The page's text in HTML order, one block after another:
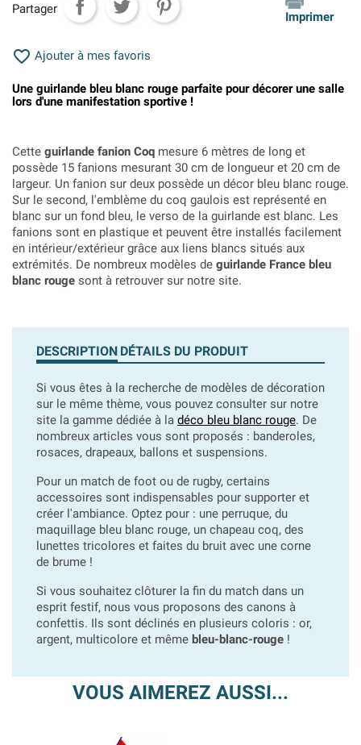
Partager
Imprimer
 Ajouter à mes favoris
Une guirlande bleu blanc rouge parfaite pour décorer une salle
lors d'une manifestation sportive !
Cette guirlande fanion Coq mesure 6 mètres de long et
possède 15 fanions mesurant 30 cm de longueur et 20 cm de
largeur. Un fanion sur deux possède un décor bleu blanc rouge.
Sur le second, l'emblème du coq gaulois est représenté en
blanc sur un fond bleu, le verso de la guirlande est blanc. Les
fanions sont en plastique et peuvent être installés facilement
en intérieur/extérieur grâce aux liens blancs situés aux
extrémités. De nombreux modèles de guirlande France bleu
blanc rouge sont à retrouver sur notre site.
DESCRIPTION DÉTAILS DU PRODUIT
Si vous êtes à la recherche de modèles de décoration
sur le même thème, vous pouvez consulter sur notre
site la gamme dédiée à la déco bleu blanc rouge. De
nombreux articles vous sont proposés : banderoles,
rosaces, drapeaux, ballons et suspensions.
Pour un match de foot ou de rugby, certains
accessoires sont indispensables pour supporter et
créer l'ambiance. Optez pour : une perruque, du
maquillage bleu blanc rouge, un chapeau coq, des
lunettes tricolores et faites du bruit avec une corne
de brume !
Si vous souhaitez clôturer la fin du match dans un
esprit festif, nous vous proposons des canons à
confettis. Ils sont déclinés en plusieurs coloris : or,
argent, multicolore et même bleu-blanc-rouge !
VOUS AIMEREZ AUSSI...